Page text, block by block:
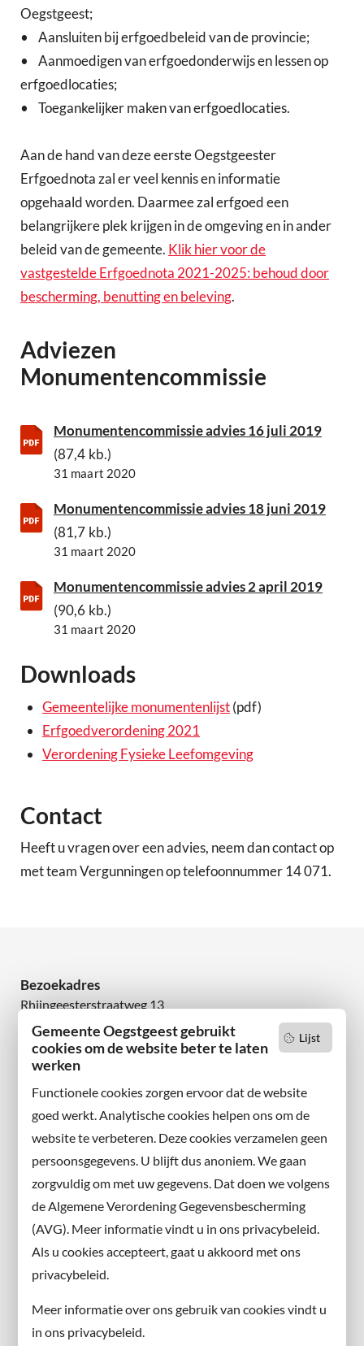
Lijst
Gemeente Oegstgeest gebruikt
cookies om de website beter te laten
werken
Functionele cookies zorgen ervoor dat de website
goed werkt. Analytische cookies helpen ons om de
website te verbeteren. Deze cookies verzamelen geen
persoonsgegevens. U blijft dus anoniem. We gaan
zorgvuldig om met uw gegevens. Dat doen we volgens
de Algemene Verordening Gegevensbescherming
(AVG). Meer informatie vindt u in ons privacybeleid.
Als u cookies accepteert, gaat u akkoord met ons
privacybeleid.
Meer informatie over ons gebruik van cookies vindt u
in ons privacybeleid.
Oegstgeest;
• Aansluiten bij erfgoedbeleid van de provincie;
• Aanmoedigen van erfgoedonderwijs en lessen op
erfgoedlocaties;
• Toegankelijker maken van erfgoedlocaties.
Aan de hand van deze eerste Oegstgeester
Erfgoednota zal er veel kennis en informatie
opgehaald worden. Daarmee zal erfgoed een
belangrijkere plek krijgen in de omgeving en in ander
beleid van de gemeente. Klik hier voor de
vastgestelde Erfgoednota 2021-2025: behoud door
bescherming, benutting en beleving.
Adviezen
Monumentencommissie
Monumentencommissie advies 16 juli 2019
(87,4 kb.)
31 maart 2020
Monumentencommissie advies 18 juni 2019
(81,7 kb.)
31 maart 2020
Monumentencommissie advies 2 april 2019
(90,6 kb.)
31 maart 2020
Downloads
Gemeentelijke monumentenlijst(pdf)
Erfgoedverordening 2021
Verordening Fysieke Leefomgeving
Contact
Heeft u vragen over een advies, neem dan contact op
met team Vergunningen op telefoonnummer 14 071.
Bezoekadres
Rhijngeesterstraatweg 13
2342 AN Oegstgeest
Wilt u niets missen?
en volg ons ook op sociale media.
Facebook
X
Instagram
Contact met de gemeente
Contact
Information in English